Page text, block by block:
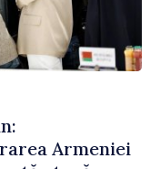
Armeniei